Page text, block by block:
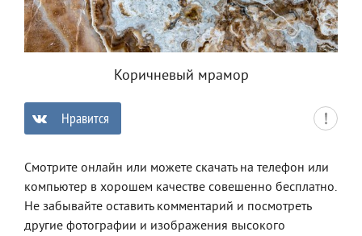
Коричневый мрамор
Нравится
Смотрите онлайн или можете скачать на телефон или
компьютер в хорошем качестве совешенно бесплатно.
Не забывайте оставить комментарий и посмотреть
другие фотографии и изображения высокого